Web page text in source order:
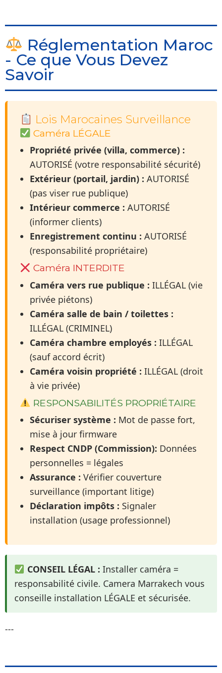
Réglementation Maroc
- Ce que Vous Devez
Savoir
Lois Marocaines Surveillance
Caméra LÉGALE
Propriété privée (villa, commerce) :
AUTORISÉ (votre responsabilité sécurité)
Extérieur (portail, jardin) : AUTORISÉ
(pas viser rue publique)
Intérieur commerce : AUTORISÉ
(informer clients)
Enregistrement continu : AUTORISÉ
(responsabilité propriétaire)
Caméra INTERDITE
Caméra vers rue publique : ILLÉGAL (vie
privée piétons)
Caméra salle de bain / toilettes :
ILLÉGAL (CRIMINEL)
Caméra chambre employés : ILLÉGAL
(sauf accord écrit)
Caméra voisin propriété : ILLÉGAL (droit
à vie privée)
RESPONSABILITÉS PROPRIÉTAIRE
Sécuriser système : Mot de passe fort,
mise à jour firmware
Respect CNDP (Commission): Données
personnelles = légales
Assurance : Vérifier couverture
surveillance (important litige)
Déclaration impôts : Signaler
installation (usage professionnel)
CONSEIL LÉGAL : Installer caméra =
responsabilité civile. Camera Marrakech vous
conseille installation LÉGALE et sécurisée.
---